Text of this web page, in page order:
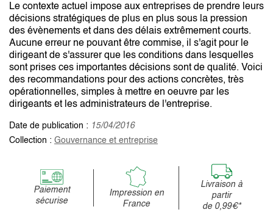
Le contexte actuel impose aux entreprises de prendre leurs
décisions stratégiques de plus en plus sous la pression
des évènements et dans des délais extrêmement courts.
Aucune erreur ne pouvant être commise, il s'agit pour le
dirigeant de s'assurer que les conditions dans lesquelles
sont prises ces importantes décisions sont de qualité. Voici
des recommandations pour des actions concrètes, très
opérationnelles, simples à mettre en oeuvre par les
dirigeants et les administrateurs de l'entreprise.
Date de publication : 15/04/2016
Collection : Gouvernance et entreprise
Paiement
sécurise
Impression en
France
Livraison à
partir
de 0,99€*